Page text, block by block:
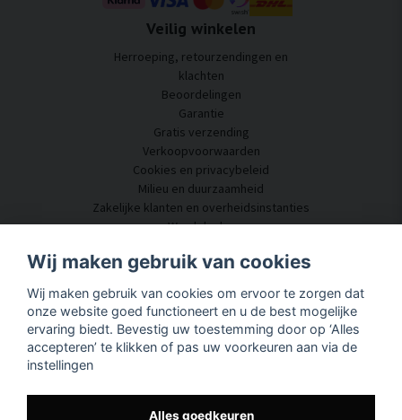
Veilig winkelen
Herroeping, retourzendingen en
klachten
Beoordelingen
Garantie
Gratis verzending
Verkoopvoorwaarden
Cookies en privacybeleid
Milieu en duurzaamheid
Zakelijke klanten en overheidsinstanties
Word dealer
Klantenservice
Neem contact met ons op
Akoestisch advies
Montage en installatie
Vragen en antwoorden
Volg uw pakket hier
Wij maken gebruik van cookies
Wij maken gebruik van cookies om ervoor te zorgen dat
onze website goed functioneert en u de best mogelijke
ervaring biedt. Bevestig uw toestemming door op ‘Alles
accepteren’ te klikken of pas uw voorkeuren aan via de
instellingen
Alles goedkeuren